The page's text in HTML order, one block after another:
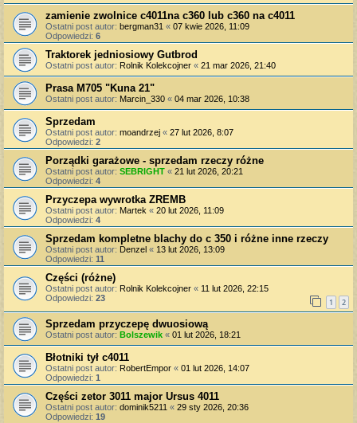
zamienie zwolnice c4011na c360 lub c360 na c4011
Ostatni post autor: bergman31 « 07 kwie 2026, 11:09
Odpowiedzi: 6
Traktorek jedniosiowy Gutbrod
Ostatni post autor: Rolnik Kolekcojner « 21 mar 2026, 21:40
Prasa M705 "Kuna 21"
Ostatni post autor: Marcin_330 « 04 mar 2026, 10:38
Sprzedam
Ostatni post autor: moandrzej « 27 lut 2026, 8:07
Odpowiedzi: 2
Porządki garażowe - sprzedam rzeczy różne
Ostatni post autor: SEBRIGHT « 21 lut 2026, 20:21
Odpowiedzi: 4
Przyczepa wywrotka ZREMB
Ostatni post autor: Martek « 20 lut 2026, 11:09
Odpowiedzi: 4
Sprzedam kompletne blachy do c 350 i różne inne rzeczy
Ostatni post autor: Denzel « 13 lut 2026, 13:09
Odpowiedzi: 11
Części (różne)
Ostatni post autor: Rolnik Kolekcojner « 11 lut 2026, 22:15
Odpowiedzi: 23 1 2
Sprzedam przyczepę dwuosiową
Ostatni post autor: Bolszewik « 01 lut 2026, 18:21
Błotniki tył c4011
Ostatni post autor: RobertEmpor « 01 lut 2026, 14:07
Odpowiedzi: 1
Części zetor 3011 major Ursus 4011
Ostatni post autor: dominik5211 « 29 sty 2026, 20:36
Odpowiedzi: 19